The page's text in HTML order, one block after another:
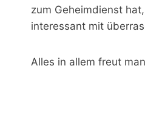
zum Geheimdienst
interessant mit
Alles in allem freut